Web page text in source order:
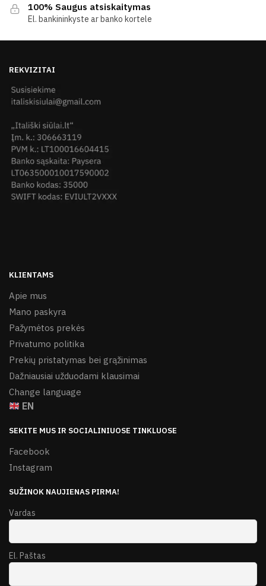
100% Saugus atsiskaitymas
El. bankininkyste ar banko kortele
REKVIZITAI
KLIENTAMS
Apie mus
Mano paskyra
Pažymėtos prekės
Privatumo politika
Prekių pristatymas bei grąžinimas
Dažniausiai užduodami klausimai
Change language
EN
SEKITE MUS IR SOCIALINIUOSE TINKLUOSE
Facebook
Instagram
SUŽINOK NAUJIENAS PIRMA!
Vardas
El. Paštas